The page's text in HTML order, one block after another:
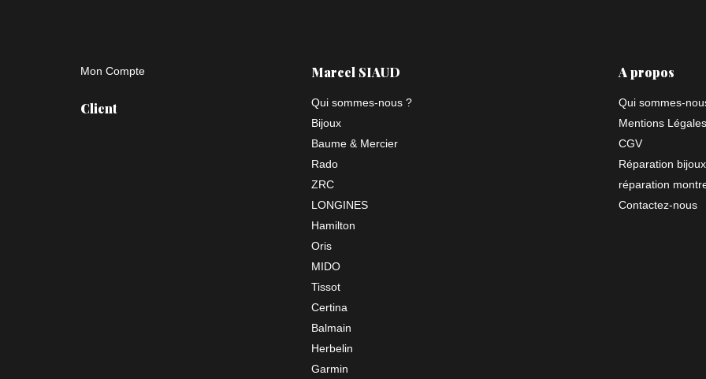
Mon Compte
Client
Marcel SIAUD
Qui sommes-nous ?
Bijoux
Baume & Mercier
Rado
ZRC
LONGINES
Hamilton
Oris
MIDO
Tissot
Certina
Balmain
Herbelin
Garmin
A propos
Qui sommes-
Mentions Légales
CGV
Réparation
réparation
Contactez-nous